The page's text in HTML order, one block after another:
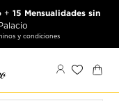
+ 15 Mensualidades sin
y condiciones